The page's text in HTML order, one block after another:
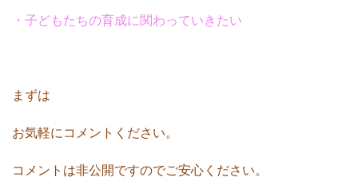
・子どもたちの育成に関わっていきたい
まずは
お気軽にコメントください。
コメントは非公開ですのでご安心ください。